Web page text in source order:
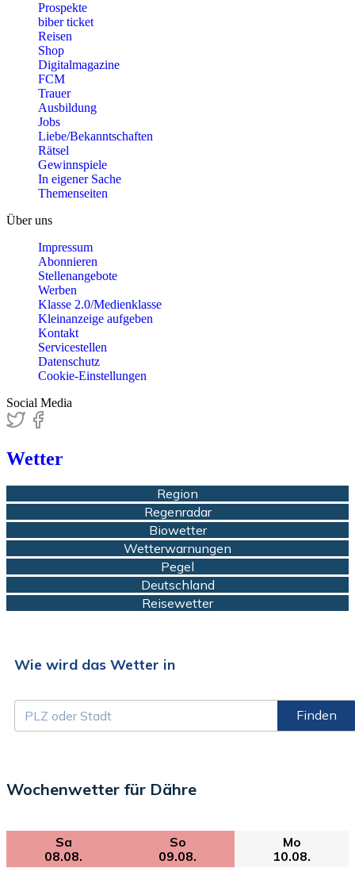
Prospekte
biber ticket
Reisen
Shop
Digitalmagazine
FCM
Trauer
Ausbildung
Jobs
Liebe/Bekanntschaften
Rätsel
Gewinnspiele
In eigener Sache
Themenseiten
Über uns
Impressum
Abonnieren
Stellenangebote
Werben
Klasse 2.0/Medienklasse
Kleinanzeige aufgeben
Kontakt
Servicestellen
Datenschutz
Cookie-Einstellungen
Social Media
Wetter
Region
Regenradar
Biowetter
Wetterwarnungen
Pegel
Deutschland
Reisewetter
Wie wird das Wetter in
Finden
Wochenwetter für Dähre
Sa
08.08.
So
09.08.
Mo
10.08.